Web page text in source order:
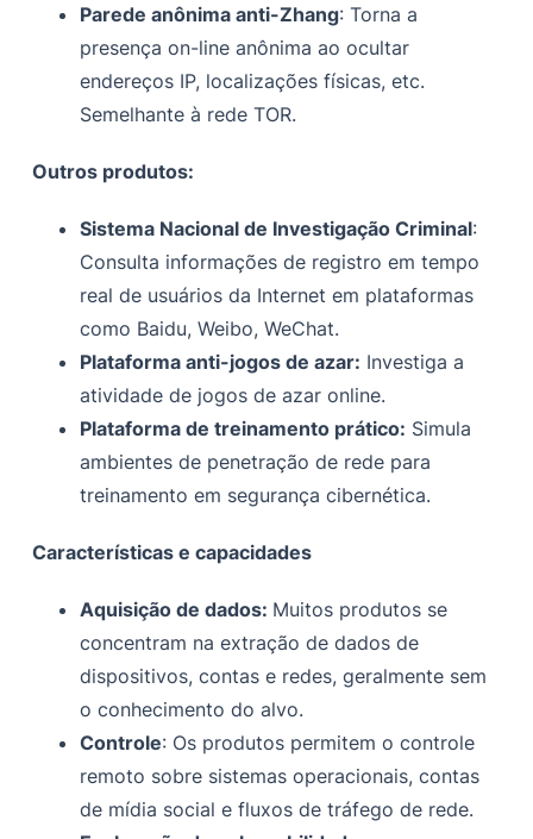
Parede anônima anti-Zhang: Torna a
presença on-line anônima ao ocultar
endereços IP, localizações físicas, etc.
Semelhante à rede TOR.
Outros produtos:
Sistema Nacional de Investigação Criminal:
Consulta informações de registro em tempo
real de usuários da Internet em plataformas
como Baidu, Weibo, WeChat.
Plataforma anti-jogos de azar: Investiga a
atividade de jogos de azar online.
Plataforma de treinamento prático: Simula
ambientes de penetração de rede para
treinamento em segurança cibernética.
Características e capacidades
Aquisição de dados: Muitos produtos se
concentram na extração de dados de
dispositivos, contas e redes, geralmente sem
o conhecimento do alvo.
Controle: Os produtos permitem o controle
remoto sobre sistemas operacionais, contas
de mídia social e fluxos de tráfego de rede.